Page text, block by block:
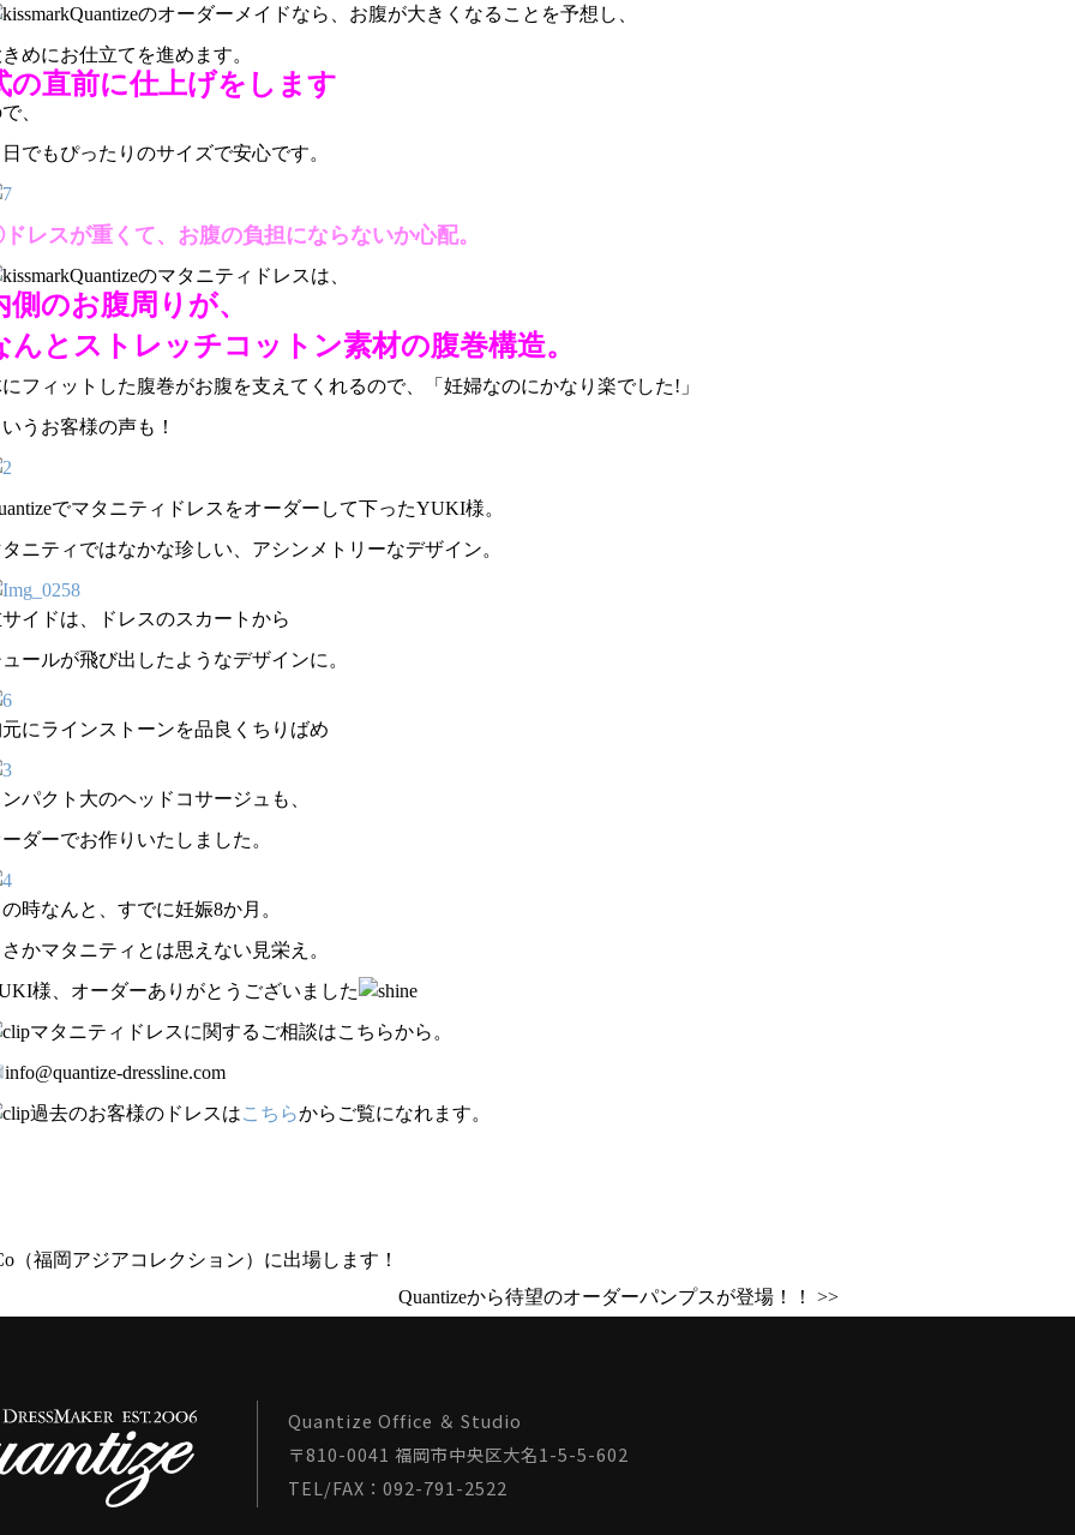
Quantizeのオーダーメイドなら、お腹が大きくなることを予想し、
めにお仕立てを進めます。
の直前に仕上げをします
、
でもぴったりのサイズで安心です。
レスが重くて、お腹の負担にならないか心配。
Quantizeのマタニティドレスは、
側のお腹周りが、
んとストレッチコットン素材の腹巻構造。
フィットした腹巻がお腹を支えてくれるので、「妊婦なのにかなり楽でした!」
うお客様の声も！
でマタニティドレスをオーダーして下ったYUKI様。
ニティではなかな珍しい、アシンメトリーなデザイン。
イドは、ドレスのスカートから
ールが飛び出したようなデザインに。
にラインストーンを品良くちりばめ
パクト大のヘッドコサージュも、
ダーでお作りいたしました。
時なんと、すでに妊娠8か月。
かマタニティとは思えない見栄え。
様、オーダーありがとうございました
マタニティドレスに関するご相談はこちらから。
info@quantize-dressline.com
過去のお客様のドレスはこちらからご覧になれます。
（福岡アジアコレクション）に出場します！
Quantizeから待望のオーダーパンプスが登場！！ >>
Quantize Office ＆ Studio
〒810-0041 福岡市中央区大名1-5-5-602
TEL/FAX：092-791-2522